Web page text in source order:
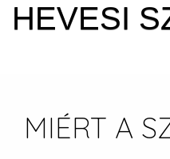
HEVESI
MIÉRT A